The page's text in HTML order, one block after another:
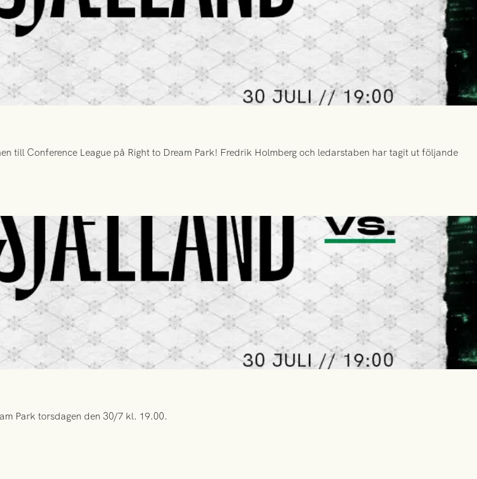
till Conference League på Right to Dream Park! Fredrik Holmberg och ledarstaben har tagit ut följande
Park torsdagen den 30/7 kl. 19.00.